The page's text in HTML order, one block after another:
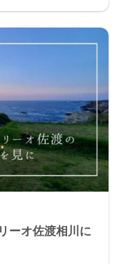
ーオ佐渡相川に